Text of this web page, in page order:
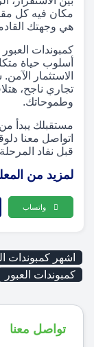
مكان فيه كل
هي وجهتك
كمبوندات
أسلوب حياة
الاستثمار
تجاري ناجح،
وطموحاتك.
مستقبلك يبدأ
اتواصل معنا
قبل نفاد
لمزيد من
واتساب
اشهر كمبوندات
كمبوندات العبور
تواصل معنا